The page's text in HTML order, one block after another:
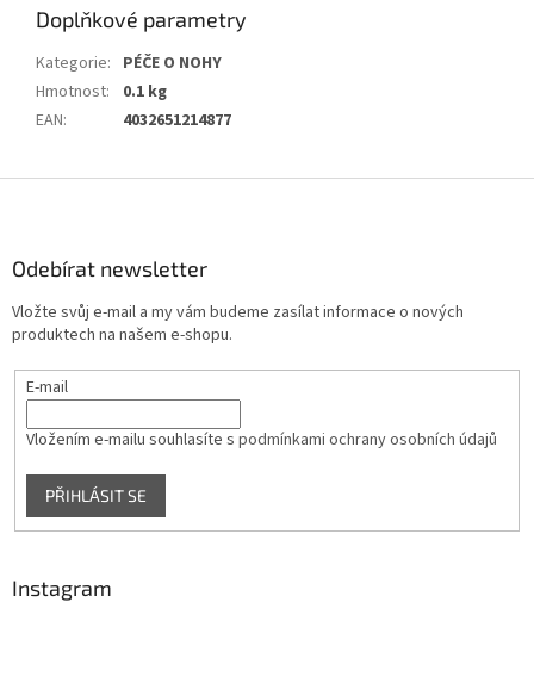
Doplňkové parametry
Kategorie: PÉČE O NOHY
Hmotnost:
0.1 kg
EAN: 4032651214877
Odebírat newsletter
Vložte svůj e-mail a my vám budeme zasílat informace o nových
produktech na našem e-shopu.
E-mail
Vložením e-mailu souhlasíte s podmínkami ochrany osobních údajů
PŘIHLÁSIT SE
Instagram